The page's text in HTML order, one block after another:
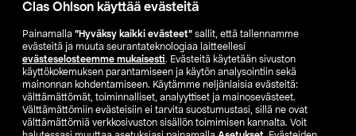
Clas Ohlson käyttää evästeitä
Painamalla ”Hyväksy kaikki evästeet” sallit, että tallennamme
evästeitä ja muuta seurantateknologiaa laitteellesi
evästeselosteemme mukaisesti. Evästeitä käytetään sivuston
käyttökokemuksen parantamiseen ja käytön analysointiin sekä
mainonnan kohdentamiseen. Käytämme neljänlaisia evästeitä:
välttämättömät, toiminnalliset, analyyttiset ja mainosevästeet.
Välttämättömiin evästeisiin ei tarvita suostumustasi, sillä ne ovat
välttämättömiä verkkosivuston sisällön toimimisen kannalta. Voit
Muut yrityksemme
Etsi myymälä
SE NO FI
FI SV